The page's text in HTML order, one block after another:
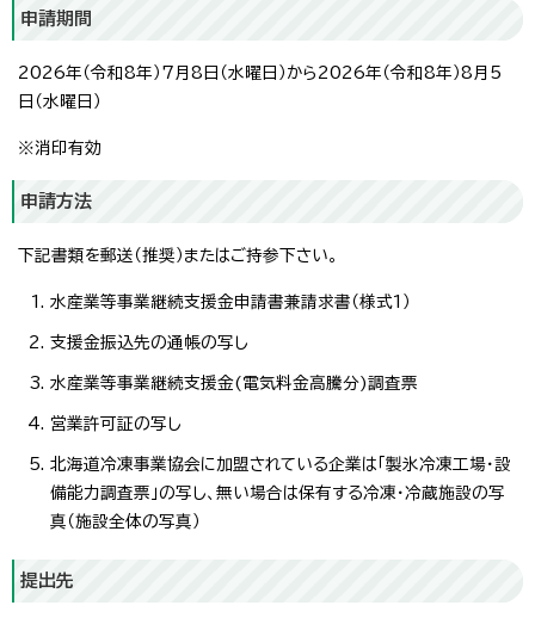
申請期間
2026年（令和8年）7月8日（水曜日）から2026年（令和8年）8月5
日（水曜日）
※消印有効
申請方法
下記書類を郵送（推奨）またはご持参下さい。
水産業等事業継続支援金申請書兼請求書（様式1）
支援金振込先の通帳の写し
水産業等事業継続支援金(電気料金高騰分)調査票
営業許可証の写し
北海道冷凍事業協会に加盟されている企業は「製氷冷凍工場・設
備能力調査票」の写し、無い場合は保有する冷凍・冷蔵施設の写
真（施設全体の写真）
提出先